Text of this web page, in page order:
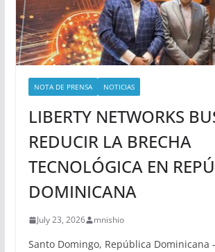
NOTA DE PRENSA NOTICIAS
LIBERTY NETWORKS
REDUCIR LA BRECHA
TECNOLÓGICA EN
DOMINICANA
July 23, 2026 mnishio
Santo Domingo, República